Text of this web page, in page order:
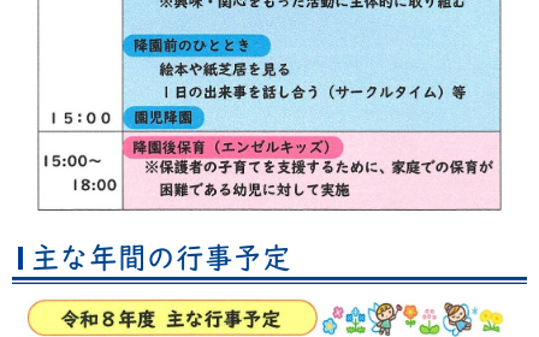
主な年間の行事予定